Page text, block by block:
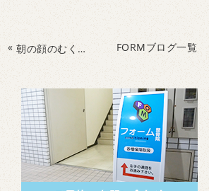
« 朝の顔のむくみ気になりませんか？ FORMブログ一覧